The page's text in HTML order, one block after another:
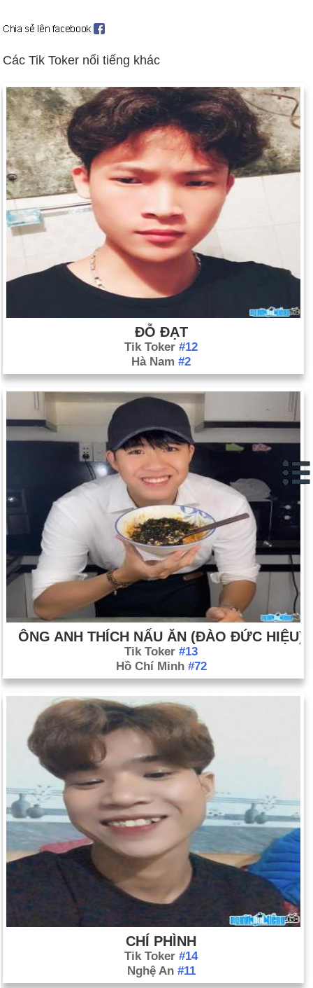
đối phó với hàng loạt vụ tấn công liều chết của người Palestine
kẻ đánh bom liều chết giết chết hàng chục thường dân Israel
giá
Tòa án Hình sự Quốc tế giành được sự phê chuẩn của Liên
hợp quốc; Hoa Kỳ từ chối phê chuẩn (ngày 11 tháng 4).
Tổng thống Venezuela Hugo Chavez bị lật đổ trong cuộc đảo
chính, sau đó được phục chức (ngày 12 tháng 4 năm 14).
Hoa Kỳ và Nga đạt được thỏa thuận vũ khí mang tính bước
ngoặt nhằm cắt giảm tới 2/3 kho vũ khí hạt nhân của cả hai
nước trong vòng 10 năm tới (ngày 13/5).
Đông Timor trở thành một quốc gia mới (ngày 20 tháng 5).
Đánh bom khủng bố ở Bali giết hàng trăm người (ngày 12
tháng 10).
Chính phủ đã đình chỉ ở Bắc Ireland để phản đối việc nghi ngờ
có đường dây gián điệp của IRA (ngày 14 tháng 10).
Triều Tiên thừa nhận phát triển vũ khí hạt nhân bất chấp hiệp
Phiến quân Chechnya bắt 763 con tin tại nhà hát ở Moscow
(ngày 23 tháng 10). Các nhà chức trách Nga đã thả một khí
gas vào nhà hát, giết chết 116 con tin và giải thoát những
người còn lại (ngày 26 tháng 10). Bối cảnh: Dòng thời gian
Chechnya
Giang Trạch Dân của Trung Quốc chính thức thôi giữ chức
tổng bí thư; Hồ Cẩm Đào được đặt tên là người kế nhiệm
(ngày 14 tháng 11).
Hội đồng Bảo an Liên Hợp Quốc thông qua nghị quyết nhất trí
kêu gọi Iraq giải giáp vũ khí nếu không sẽ phải đối mặt với
"hậu quả nghiêm trọng". (Ngày 8 tháng 11).
Các thanh tra vũ khí của Liên Hợp Quốc trở lại Iraq (ngày 18
tháng 11).
Ngày sinh Vũ Thùy Anh (16-8) trong lịch sử
Ngày 16-8 năm 1777:Lực lượng Mỹ đã giành chiến thắng
trong trận chiến Bennington, Vermont.
Ngày 16-8 năm 1829:Cặp song sinh gốc Thái Lan, Eng và
Chang, đến Boston.
Ngày 16-8 năm 1948:
Huyền thoại bóng chày Babe Ruth qua
đời ở thành phố New York ở tuổi 53.
Ngày 16-8 năm 1960:
Cyprus, hòn đảo lớn thứ ba ở Địa Trung
Hải, đã trở thành một nước cộng hòa độc lập.
Ngày 16-8 năm 1962:
Algeria đã được kết nạp vào Liên đoàn
Ả Rập.
Ngày 16-8 năm 1977: Elvis Presley qua đời tại Graceland,
nhà của ông, Memphis, Tenn., Vì suy tim ở tuổi 42.
Ngày 16-8 năm 2003:
Cựu độc tài người Uganda Idi Amin đã
chết.
Các Tik Toker nổi tiếng khác
ĐỖ ĐẠT
Tik Toker #12
Hà Nam #2
ÔNG ANH THÍCH NẤU ĂN (ĐÀO ĐỨC HIỆU)
Tik Toker #13
Hồ Chí Minh #72
CHÍ PHÌNH
Tik Toker #14
Nghệ An #11